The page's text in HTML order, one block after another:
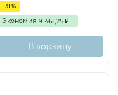
- 31%
Экономия 9 461,25 ₽
В корзину